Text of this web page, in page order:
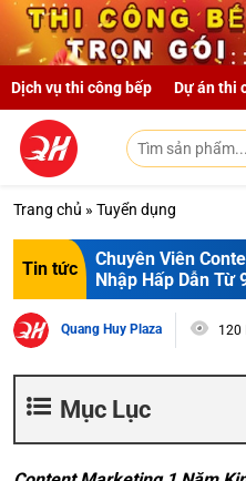
Skip to main content
Dịch vụ thi công bếp Dự án thi
Trang chủ » Tuyển dụng
Tin tức
Chuyên Viên
Nhập Hấp Dẫn Từ
Quang Huy Plaza 120
Mục Lục